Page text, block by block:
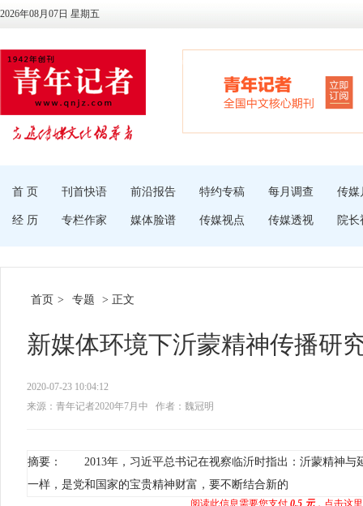
2026年08月07日 星期五
首 页 刊首快语 前沿报告 特约专稿 每月调查 传媒
经 历 专栏作家 媒体脸谱 传媒视点 传媒透视 院长
首页 > 专题 > 正文
新媒体环境下沂蒙精神传播研
2020-07-23 10:04:12
来源：青年记者2020年7月中
作者：魏冠明
摘要： 2013年，习近平总书记在视察临沂时指出：沂蒙精神与
一样，是党和国家的宝贵精神财富，要不断结合新的
阅读此信息需要您支付 0.5 元，点击这